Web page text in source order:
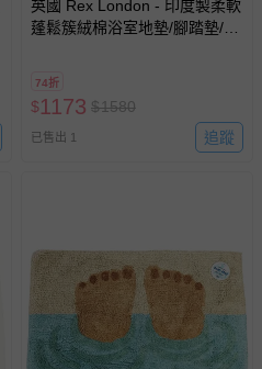
英國 Rex London - 印度製柔軟
蓬鬆簇絨棉浴室地墊/腳踏墊/吸
74折
$1173 $1580
已售出 1 追蹤